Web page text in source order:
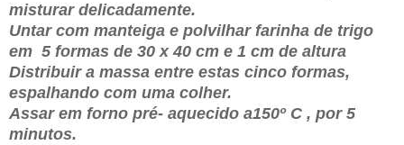
misturar delicadamente.
Untar com manteiga e polvilhar farinha de trigo
em 5 formas de 30 x 40 cm e 1 cm de altura
Distribuir a massa entre estas cinco formas,
espalhando com uma colher.
Assar em forno pré- aquecido a150º C , por 5
minutos.